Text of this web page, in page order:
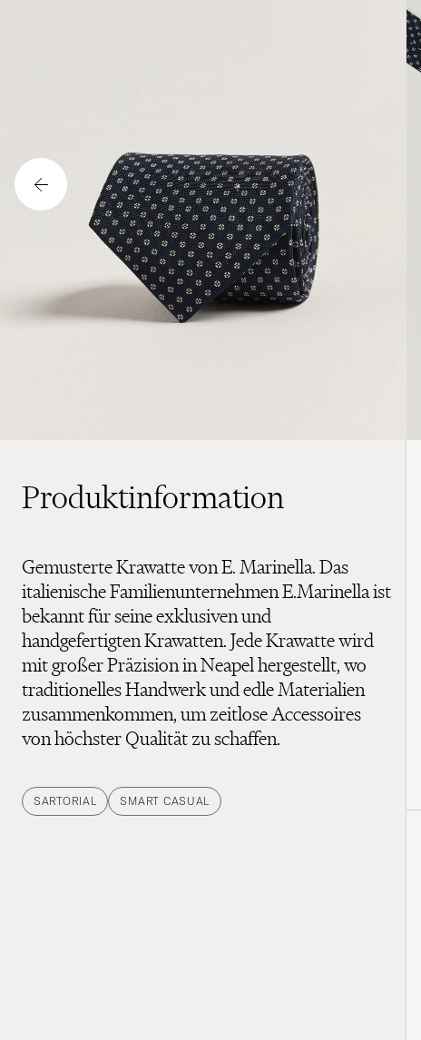
Produktinformation
Gemusterte Krawatte von E. Marinella. Das
italienische Familienunternehmen E.Marinella ist
bekannt für seine exklusiven und
handgefertigten Krawatten. Jede Krawatte wird
mit großer Präzision in Neapel hergestellt, wo
traditionelles Handwerk und edle Materialien
zusammenkommen, um zeitlose Accessoires
von höchster Qualität zu schaffen.
SARTORIAL SMART CASUAL